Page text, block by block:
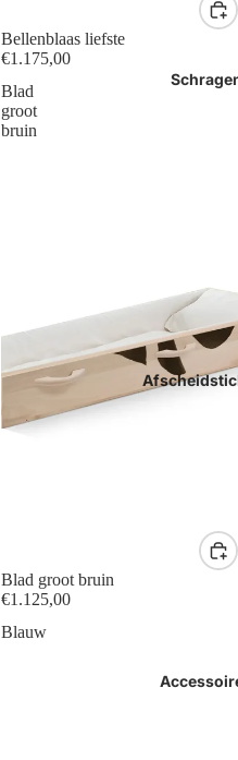
Bellenblaas liefste
€1.175,00
Blad
groot
bruin
Blad groot bruin
€1.125,00
Blauw